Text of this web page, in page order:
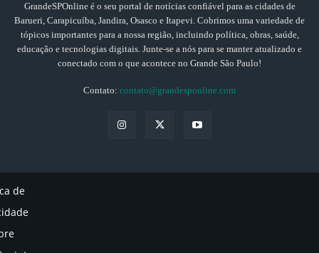
GrandeSPOnline é o seu portal de notícias confiável para as cidades de
Barueri, Carapicuíba, Jandira, Osasco e Itapevi. Cobrimos uma variedade de
tópicos importantes para a nossa região, incluindo política, obras, saúde,
educação e tecnologias digitais. Junte-se a nós para se manter atualizado e
conectado com o que acontece no Grande São Paulo!
Contato: contato@grandesponline.com
de